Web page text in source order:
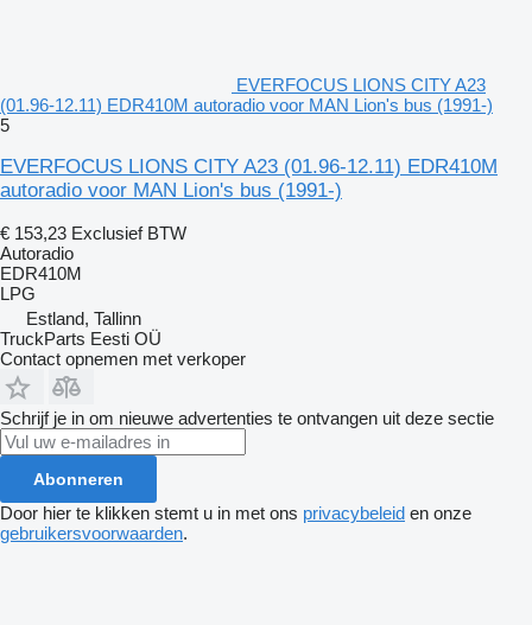
EVERFOCUS LIONS CITY A23
(01.96-12.11) EDR410M autoradio voor MAN Lion's bus (1991-)
5
EVERFOCUS LIONS CITY A23 (01.96-12.11) EDR410M
autoradio voor MAN Lion's bus (1991-)
€ 153,23 Exclusief BTW
Autoradio
EDR410M
LPG
Estland, Tallinn
TruckParts Eesti OÜ
Contact opnemen met verkoper
Schrijf je in om nieuwe advertenties te ontvangen uit deze sectie
Abonneren
Door hier te klikken stemt u in met ons privacybeleid en onze
gebruikersvoorwaarden.